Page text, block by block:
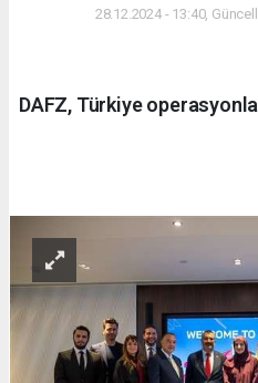
28.12.2024 - 13:40,
DAFZ, Türkiye